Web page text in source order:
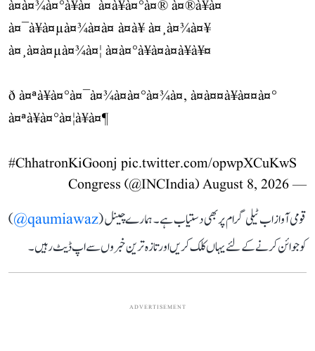
à¤à¤¾à¤°à¥à¤¯à¤à¥à¤°à¤® à¤®à¥à¤
à¤¯à¥à¤µà¤¾à¤à¤ à¤à¥ à¤¸à¤¾à¤¥
à¤¸à¤à¤µà¤¾à¤¦ à¤à¤°à¥à¤à¤à¥à¥¤
ð à¤ªà¥à¤°à¤¯à¤¾à¤à¤°à¤¾à¤, à¤à¤¤à¥à¤¤à¤°
à¤ªà¥à¤°à¤¦à¥à¤¶
#ChhatronKiGoonj pic.twitter.com/opwpXCuKwS
— Congress (@INCIndia)
August 8, 2026
قومی آواز اب ٹیلی گرام پر بھی دستیاب ہے۔ ہمارے چینل (qaumiawaz@
)
کو جوائن کرنے کے لئے یہاں کلک کریں اور تازہ ترین خبروں سے اپ ڈیٹ رہیں۔
ADVERTISEMENT